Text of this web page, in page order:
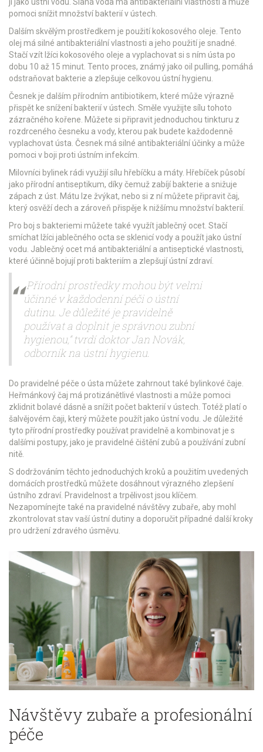
ji jako ústní vodu. Slaná voda má antibakteriální vlastnosti a může
pomoci snížit množství bakterií v ústech.
Dalším skvělým prostředkem je použití kokosového oleje. Tento
olej má silné antibakteriální vlastnosti a jeho použití je snadné.
Stačí vzít lžíci kokosového oleje a vyplachovat si s ním ústa po
dobu 10 až 15 minut. Tento proces, známý jako oil pulling, pomáhá
odstraňovat bakterie a zlepšuje celkovou ústní hygienu.
Česnek je dalším přírodním antibiotikem, které může výrazně
přispět ke snížení bakterií v ústech. Směle využijte sílu tohoto
zázračného kořene. Můžete si připravit jednoduchou tinkturu z
rozdrceného česneku a vody, kterou pak budete každodenně
vyplachovat ústa. Česnek má silné antibakteriální účinky a může
pomoci v boji proti ústním infekcím.
Milovníci bylinek rádi využijí sílu hřebíčku a máty. Hřebíček působí
jako přírodní antiseptikum, díky čemuž zabíjí bakterie a snižuje
zápach z úst. Mátu lze žvýkat, nebo si z ní můžete připravit čaj,
který osvěží dech a zároveň přispěje k nižšímu množství bakterií.
Pro boj s bakteriemi můžete také využít jablečný ocet. Stačí
smíchat lžíci jablečného octa se sklenicí vody a použít jako ústní
vodu. Jablečný ocet má antibakteriální a antiseptické vlastnosti,
které účinně bojují proti bakteriím a zlepšují ústní zdraví.
„Přírodní prostředky mohou být velmi
účinné v každodenní péči o ústní
dutinu. Je důležité je pravidelně
používat a doplnit je správnou zubní
hygienou,“ tvrdí doktor Jan Novák,
odborník na ústní hygienu.
Do pravidelné péče o ústa můžete zahrnout také bylinkové čaje.
Heřmánkový čaj má protizánětlivé vlastnosti a může pomoci
zklidnit bolavé dásně a snížit počet bakterií v ústech. Totéž platí o
šalvějovém čaji, který můžete použít jako ústní vodu. Je důležité
tyto přírodní prostředky používat pravidelně a kombinovat je s
dalšími postupy, jako je pravidelné čištění zubů a používání zubní
nitě.
S dodržováním těchto jednoduchých kroků a použitím uvedených
domácích prostředků můžete dosáhnout výrazného zlepšení
ústního zdraví. Pravidelnost a trpělivost jsou klíčem.
Nezapomínejte také na pravidelné návštěvy zubaře, aby mohl
zkontrolovat stav vaší ústní dutiny a doporučit případné další kroky
pro udržení zdravého úsměvu.
Návštěvy zubaře a profesionální
péče